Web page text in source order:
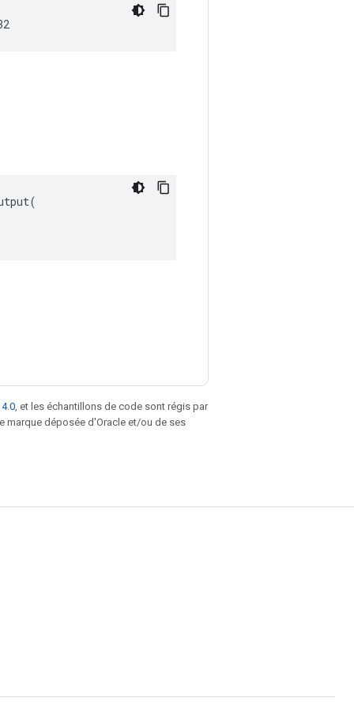
, et les échantillons de code sont régis par
marque déposée d'Oracle et/ou de ses